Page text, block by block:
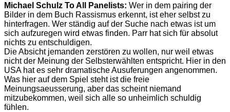
Michael Schulz To All Panelists: Wer in dem pairing der
Bilder in dem Buch Rassismus erkennt, ist eher selbst zu
hinterfragen. Wer ständig auf der Suche nach etwas ist um
sich aufzuregen wird etwas finden. Parr hat sich für absolut
nichts zu entschuldigen.
Die Absicht jemanden zerstören zu wollen, nur weil etwas
nicht der Meinung der Selbsterwählten entspricht. Hier in den
USA hat es sehr dramatische Ausuferungen angenommen.
Was hier auf dem Spiel steht ist die freie
Meinungsaeusserung, aber das scheint niemand
mitzubekommen, weil sich alle so unheimlich schuldig
fühlen.